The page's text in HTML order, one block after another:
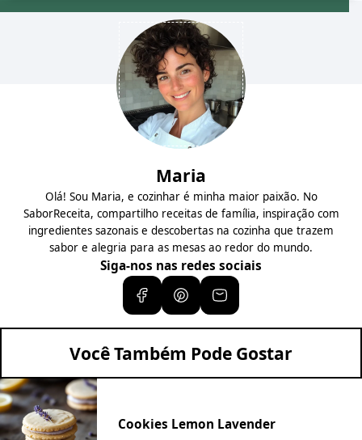
Maria
Olá! Sou Maria, e cozinhar é minha maior paixão. No
SaborReceita, compartilho receitas de família, inspiração com
ingredientes sazonais e descobertas na cozinha que trazem
sabor e alegria para as mesas ao redor do mundo.
Siga-nos nas redes sociais
Você Também Pode Gostar
Cookies Lemon Lavender